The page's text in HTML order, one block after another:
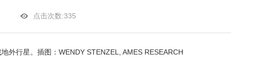
点击次数:335
行星。插图：WENDY STENZEL, AMES RESEARCH